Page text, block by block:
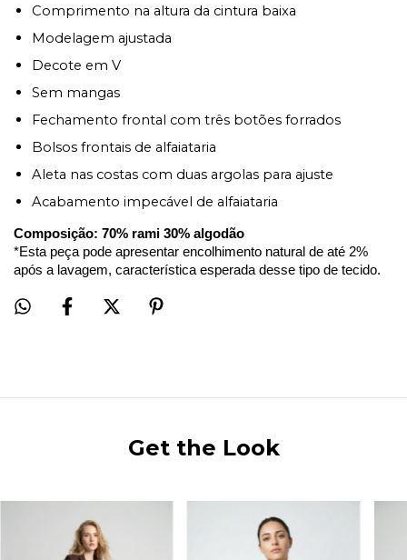
Comprimento na altura da cintura baixa
Modelagem ajustada
Decote em V
Sem mangas
Fechamento frontal com três botões forrados
Bolsos frontais de alfaiataria
Aleta nas costas com duas argolas para ajuste
Acabamento impecável de alfaiataria
Composição: 70% rami 30% algodão
*Esta peça pode apresentar encolhimento natural de até 2%
após a lavagem, característica esperada desse tipo de tecido.
Get the Look